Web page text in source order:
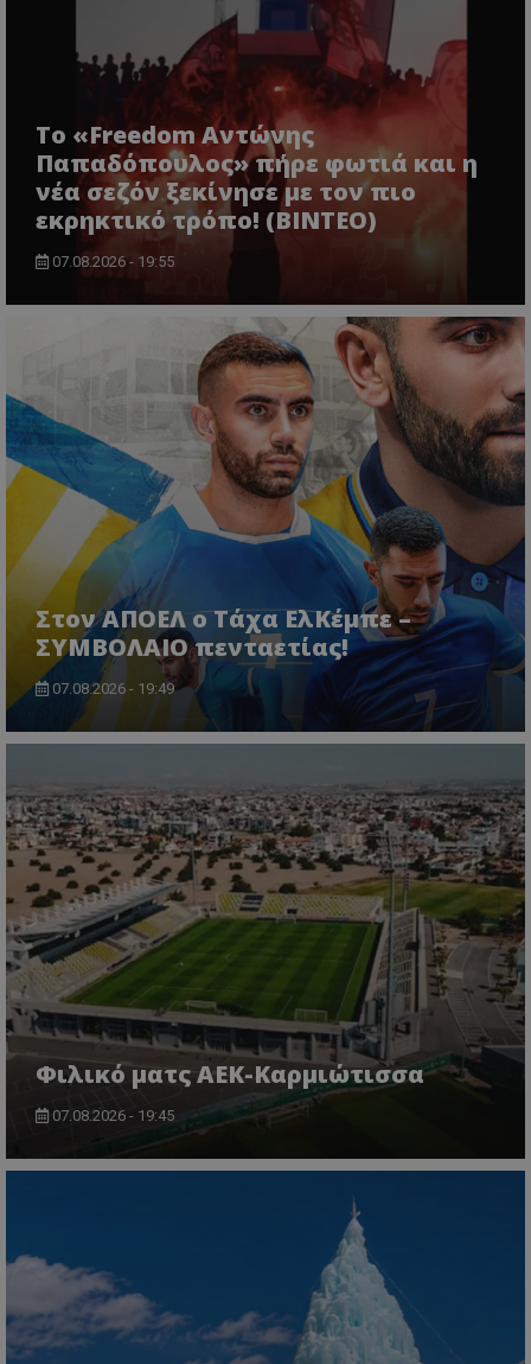
Το «Freedom Αντώνης
Παπαδόπουλος» πήρε φωτιά και η
νέα σεζόν ξεκίνησε με τον πιο
εκρηκτικό τρόπο! (ΒΙΝΤΕΟ)
07.08.2026 - 19:55
Στον ΑΠΟΕΛ ο Τάχα ΕλΚέμπε –
ΣΥΜΒΟΛΑΙΟ πενταετίας!
07.08.2026 - 19:49
Φιλικό ματς ΑΕΚ-Καρμιώτισσα
07.08.2026 - 19:45